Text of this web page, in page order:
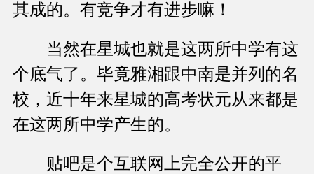
其成的。有竞争才有进步嘛！
当然在星城也就是这两所中学有这
个底气了。毕竟雅湘跟中南是并列的名
校，近十年来星城的高考状元从来都是
在这两所中学产生的。
贴吧是个互联网上完全公开的平